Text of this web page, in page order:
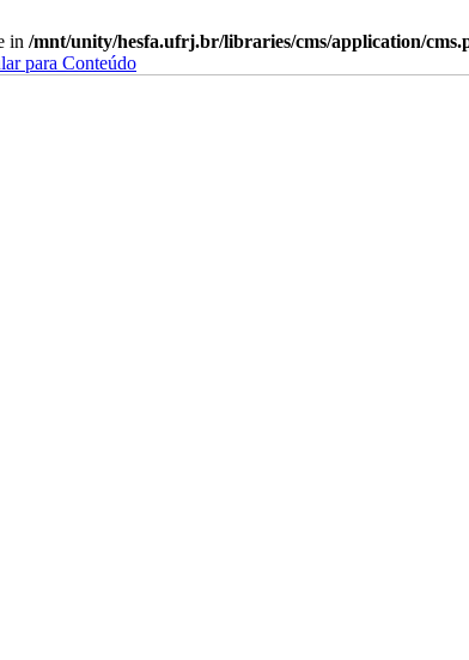
in /mnt/unity/hesfa.ufrj.br/libraries/cms/application/
para Conteúdo